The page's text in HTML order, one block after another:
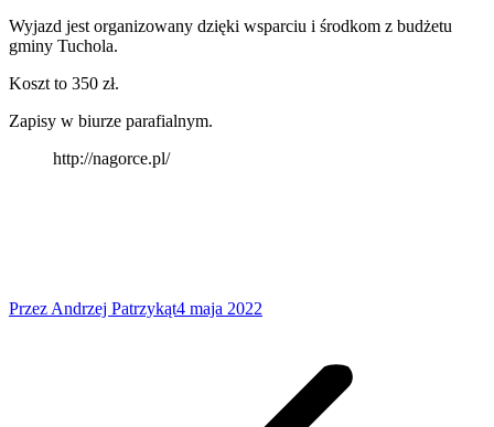
Wyjazd jest organizowany dzięki wsparciu i środkom z budżetu
gminy Tuchola.
Koszt to 350 zł.
Zapisy w biurze parafialnym.
http://nagorce.pl/
Przez Andrzej Patrzykąt4 maja 2022